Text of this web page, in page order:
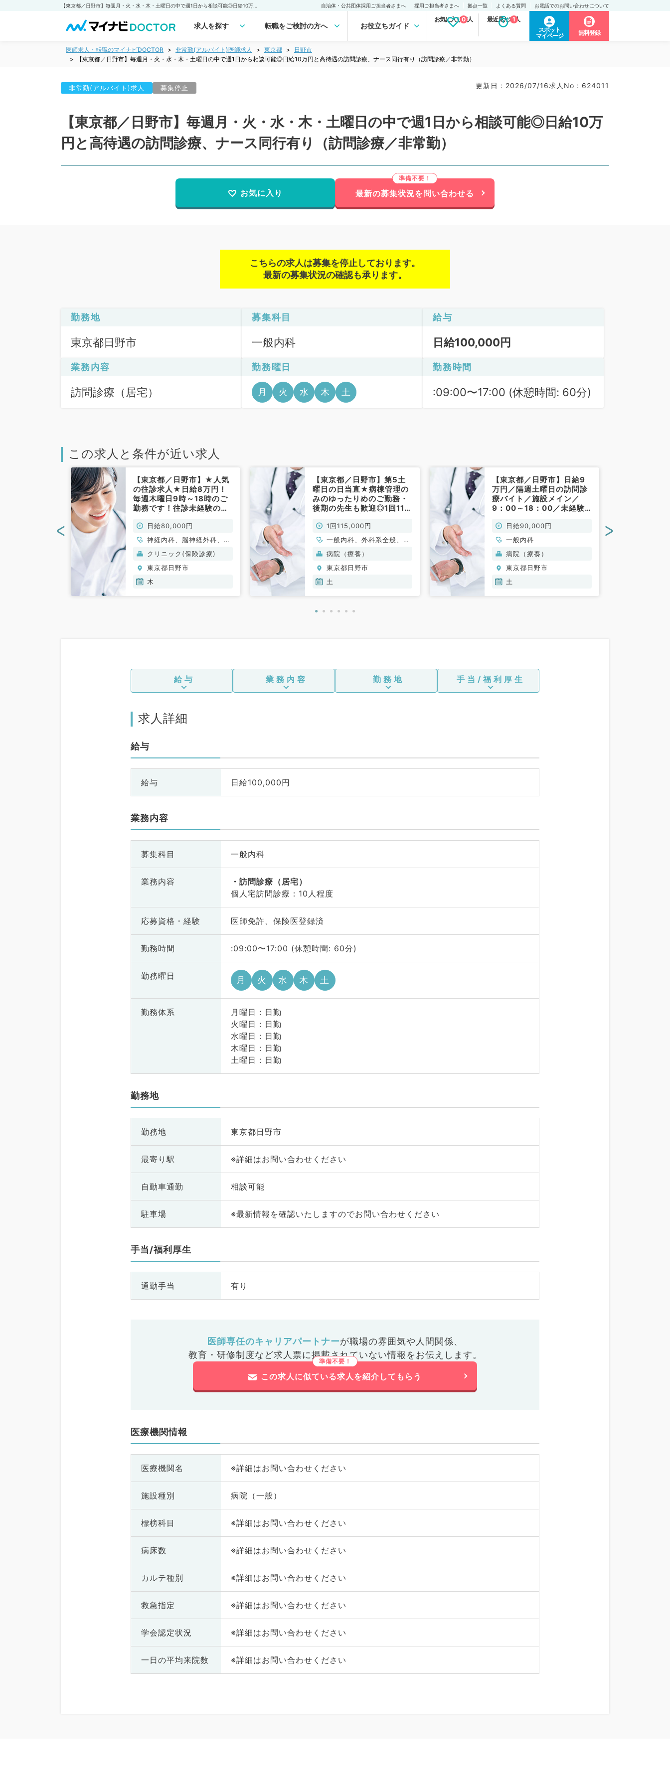
自治体・公共団体採用ご担当者さまへ 採用ご担当者さまへ 拠点一覧 よくある質問 お電話でのお問い合わせについて
求人を探す 転職をご検討の方へ お役立ちガイド
お気に入り求人
0 最近見た求人
1
スポット
マイページ
無料登録
医師求人・転職のマイナビDOCTOR 非常勤(アルバイト)医師求人 東京都
日野市
【東京都／日野市】毎週月・火・水・木・土曜日の中で週1日から相談可能◎日給10万円と高待遇の訪問診療、ナース同行有り（訪問診療／非常勤）
非常勤(アルバイト)求人 募集停止 更新日 : 2026/07/16求人No : 624011
【東京都／日野市】毎週月・火・水・木・土曜日の中で週1日から相談可能◎日給10万
円と高待遇の訪問診療、ナース同行有り（訪問診療／非常勤）
お気に入り 最新の募集状況を問い合わせる
こちらの求人は募集を停止しております。
最新の募集状況の確認も承ります。
勤務地
東京都日野市
募集科目
一般内科
給与
日給100,000円
業務内容
訪問診療（居宅）
勤務曜日
月 火 水 木 土
勤務時間
:09:00〜17:00 (休憩時間: 60分)
この求人と条件が近い求人
【東京都／日野市】★人気
の往診求人★日給8万円！
毎週木曜日9時～18時のご
勤務です！往診未経験の先
系／非常勤）
日給80,000円
神経内科、脳神経外科、一
般内科、循環器内科、呼吸
器内科、消化器内科、内分
泌・代謝内科、腎臓内科、
老年内科、外科系全般、一
クリニック(保険診療)
東京都日野市
木
【東京都／日野市】第5土
曜日の日当直★病棟管理の
みのゆったりめのご勤務・
後期の先生も歓迎◎1回11.5
科系・外科系／非常勤）
1回115,000円
一般内科、外科系全般、一
般外科
病院（療養）
東京都日野市
土
【東京都／日野市】日給9
万円／隔週土曜日の訪問診
療バイト／施設メイン／
9：00～18：00／未経験
内科／非常勤）
日給90,000円
一般内科
病院（療養）
東京都日野市
土
< >
給与 業務内容 勤務地 手当/福利厚生
求人詳細
給与
給与 日給100,000円
業務内容
募集科目 一般内科
業務内容
訪問診療（居宅）
個人宅訪問診療：10人程度
応募資格・ 経験 医師免許、保険医登録済
勤務時間 :09:00〜17:00 (休憩時間: 60分)
勤務曜日 月 火 水 木 土
勤務体系
月曜日 : 日勤
火曜日 : 日勤
水曜日 : 日勤
木曜日 : 日勤
土曜日 : 日勤
勤務地
勤務地 東京都日野市
最寄り駅 ※詳細はお問い合わせください
自動車通勤 相談可能
駐車場 ※最新情報を確認いたしますのでお問い合わせください
手当/福利厚生
通勤手当 有り
医師専任のキャリアパートナーが職場の雰囲気や人間関係、
教育・研修制度など求人票に掲載されていない情報をお伝えします。
この求人に似ている求人を紹介してもらう
医療機関情報
医療機関名 ※詳細はお問い合わせください
施設種別 病院（一般）
標榜科目 ※詳細はお問い合わせください
病床数 ※詳細はお問い合わせください
カルテ種別 ※詳細はお問い合わせください
救急指定 ※詳細はお問い合わせください
学会認定状況 ※詳細はお問い合わせください
一日の平均来院数 ※詳細はお問い合わせください